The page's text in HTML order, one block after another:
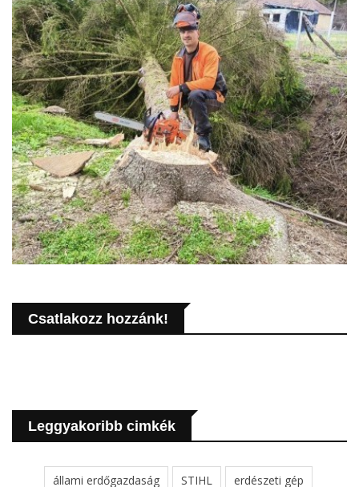
Csatlakozz hozzánk!
Leggyakoribb cimkék
állami erdőgazdaság STIHL erdészeti gép